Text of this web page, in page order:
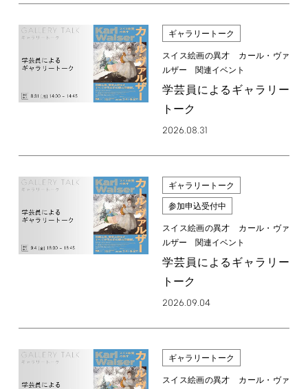
ギャラリートーク
スイス絵画の異才 カール・ヴァ
ルザー 関連イベント
学芸員によるギャラリー
トーク
2026.08.31
ギャラリートーク
参加申込受付中
スイス絵画の異才 カール・ヴァ
ルザー 関連イベント
学芸員によるギャラリー
トーク
2026.09.04
ギャラリートーク
スイス絵画の異才 カール・ヴァ